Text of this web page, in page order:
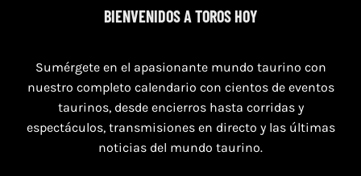
TOROS SEGART 7 Y 8 DE AGOSTO 2026
BIENVENIDOS A TOROS HOY
Sumérgete en el apasionante mundo taurino con
nuestro completo calendario con cientos de eventos
taurinos, desde encierros hasta corridas y
espectáculos, transmisiones en directo y las últimas
noticias del mundo taurino.